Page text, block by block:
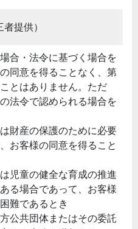
提供）
合・法令に基づく場合を
同意を得ることなく、第
とはありません。ただ
法令で認められる場合を
財産の保護のために必要
お客様の同意を得ること
児童の健全な育成の推進
る場合であって、お客様
難であるとき
公共団体またはその委託